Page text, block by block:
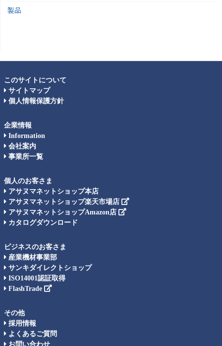
製品
このサイトについて
サイトマップ
個人情報保護方針
企業情報
Information
会社案内
事業所一覧
個人のお客さま
アサヌマネットショップ本店
アサヌマネットショップ楽天市場店
アサヌマネットショップAmazon店
カタログダウンロード
ビジネスのお客さま
産業機材事業部
サンキダイレクトショップ
ISO14001認証取得
FlashTrade
その他
採用情報
よくあるご質問
お問い合わせ